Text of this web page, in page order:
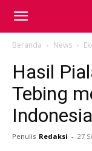
Beranda News
Hasil
Tebing
Penulis Redaksi - 27